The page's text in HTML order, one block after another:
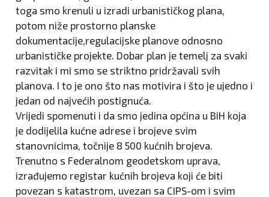
toga smo krenuli u izradi urbanističkog plana,
potom niže prostorno planske
dokumentacije,regulacijske planove odnosno
urbanističke projekte. Dobar plan je temelj za svaki
razvitak i mi smo se striktno pridržavali svih
planova. I to je ono što nas motivira i što je ujedno i
jedan od najvećih postignuća.
Vrijedi spomenuti i da smo jedina općina u BiH koja
je dodijelila kućne adrese i brojeve svim
stanovnicima, točnije 8 500 kućnih brojeva.
Trenutno s Federalnom geodetskom uprava,
izrađujemo registar kućnih brojeva koji će biti
povezan s katastrom, uvezan sa CIPS-om i svim